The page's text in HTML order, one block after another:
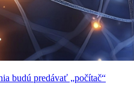
budú predávať „počítač“